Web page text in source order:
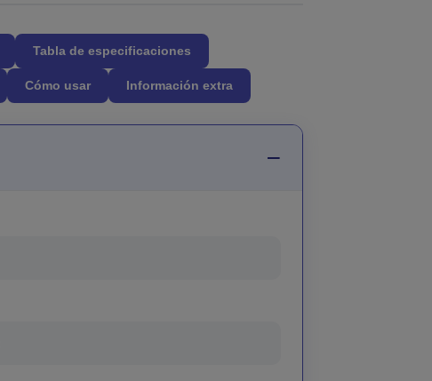
Tabla de especificaciones
Cómo usar Información extra